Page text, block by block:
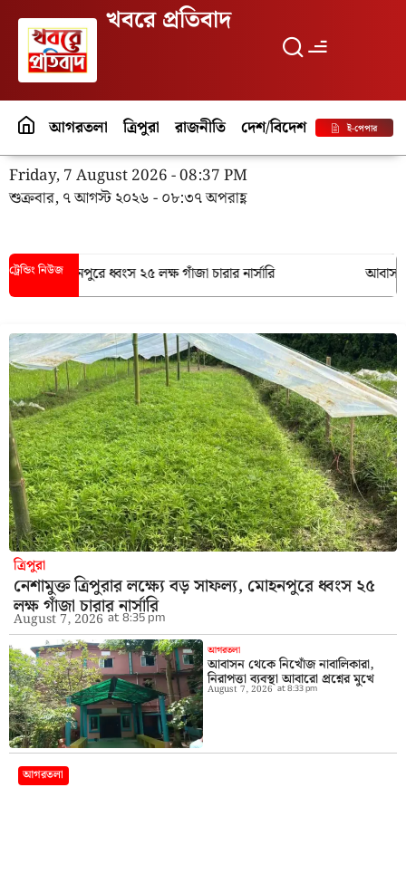
খবরে প্রতিবাদ
আগরতলা ত্রিপুরা রাজনীতি দেশ/বিদেশ পর্যটনই-পেপার
Friday, 7 August 2026 - 08:37 PM
শুক্রবার, ৭ আগস্ট ২০২৬ - ০৮:৩৭ অপরাহ্ণ
ট্রেন্ডিং নিউজ
মোহনপুরে ধ্বংস ২৫ লক্ষ গাঁজা চারার নার্সারি আবাসন থেকে
ত্রিপুরা
নেশামুক্ত ত্রিপুরার লক্ষ্যে বড় সাফল্য, মোহনপুরে ধ্বংস ২৫
লক্ষ গাঁজা চারার নার্সারি
August 7, 2026 at8:35 pm
আগরতলা
আবাসন থেকে নিখোঁজ নাবালিকারা,
নিরাপত্তা ব্যবস্থা আবারো প্রশ্নের মুখে
August 7, 2026 at8:33 pm
আগরতলা